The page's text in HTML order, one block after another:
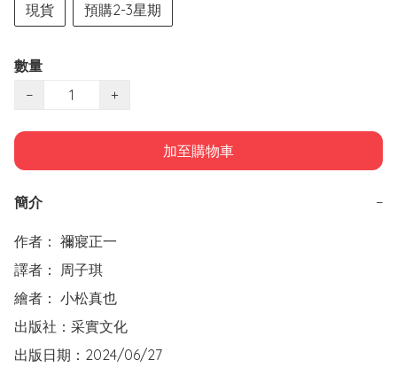
現貨
預購2-3星期
數量
−
+
加至購物車
簡介 −
作者： 禰寢正一
譯者： 周子琪
繪者： 小松真也
出版社：采實文化
出版日期：2024/06/27